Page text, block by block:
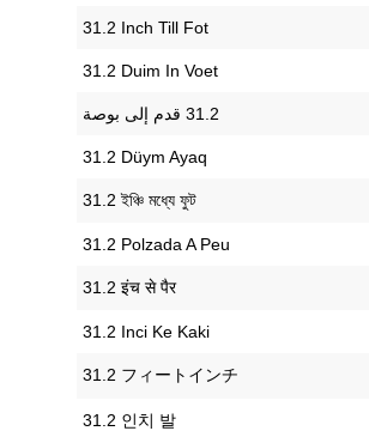
‎31.2 Inch Till Fot
‎31.2 Duim In Voet
‎31.2 Düym Ayaq
‎31.2 ইঞ্চি মধ্যে ফুট
‎31.2 Polzada A Peu
‎31.2 इंच से पैर
‎31.2 Inci Ke Kaki
‎31.2 フィートインチ
‎31.2 인치 발